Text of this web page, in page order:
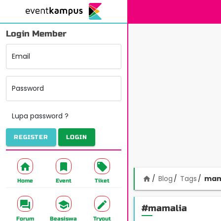
Login Member
Email
Password
Lupa password ?
REGISTER LOGIN
Home Event Tiket
Forum Beasiswa Tryout
home Blog Tags
#mamalia